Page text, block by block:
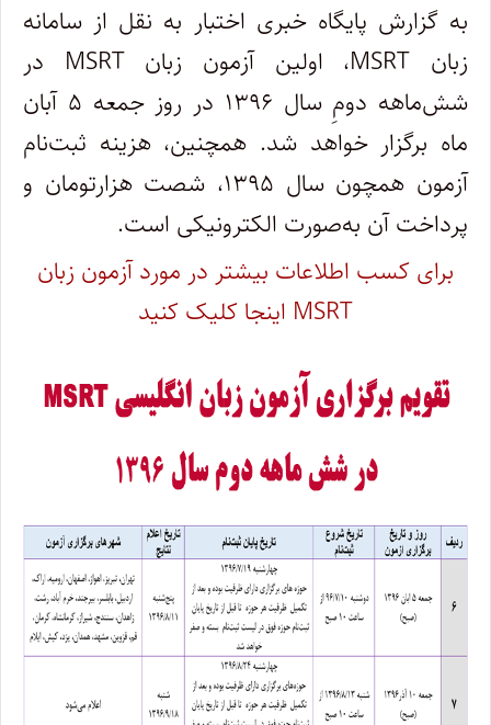
به گزارش پایگاه خبری اختبار به نقل از سامانه
زبان MSRT، اولین آزمون زبان MSRT در
شش‌ماهه دومِ سال ۱۳۹۶ در روز جمعه ۵ آبان
ماه برگزار خواهد شد. همچنین، هزینه ثبت‌نام
آزمون همچون سال ۱۳۹۵، شصت هزارتومان و
پرداخت آن به‌صورت الکترونیکی است.
برای کسب اطلاعات بیشتر در مورد آزمون زبان
MSRT اینجا کلیک کنید